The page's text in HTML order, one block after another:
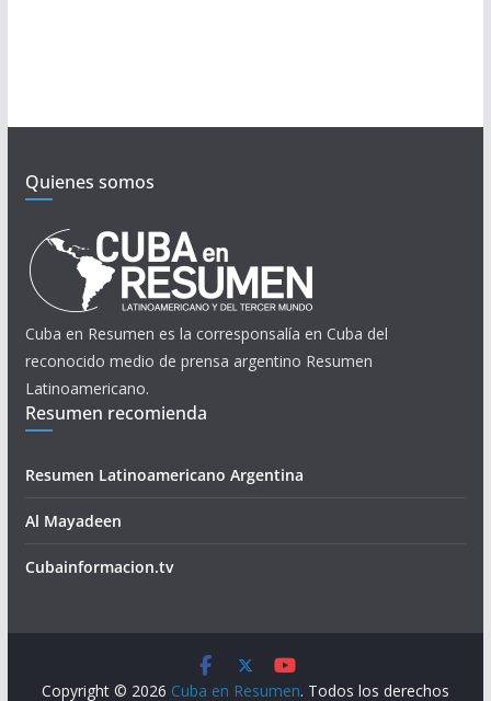
Quienes somos
Cuba en Resumen es la corresponsalía en Cuba del
reconocido medio de prensa argentino Resumen
Latinoamericano.
Resumen recomienda
Resumen Latinoamericano Argentina
Al Mayadeen
Cubainformacion.tv
Copyright © 2026 Cuba en Resumen. Todos los derechos